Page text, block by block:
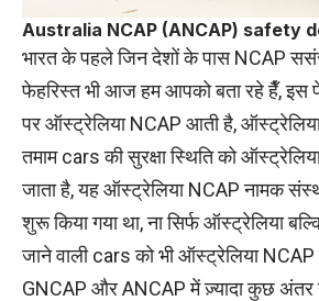
Australia NCAP (ANCAP) safety
भारत के पहले जिन देशों के पास NCAP
फेहरिस्त भी आज हम आपको बता रहे हैँ, इस
पर ऑस्ट्रेलिया NCAP आती है, ऑस्ट्रेलिया
तमाम cars की सुरक्षा स्थिति को ऑस्ट्रेलिया
जाता है, यह ऑस्ट्रेलिया NCAP नामक
शुरू किया गया था, ना सिर्फ ऑस्ट्रेलिया
जाने वाली cars को भी ऑस्ट्रेलिया NCAP
GNCAP और ANCAP में ज़्यादा कुछ अंतर